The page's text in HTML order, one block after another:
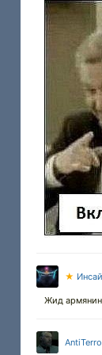
★
Жид